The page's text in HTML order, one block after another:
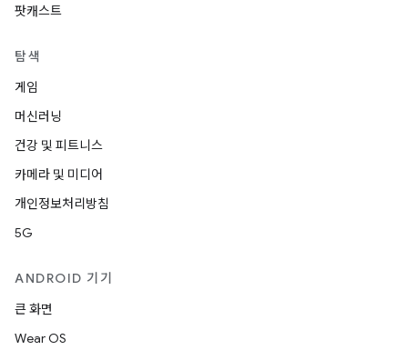
팟캐스트
탐색
게임
머신러닝
건강 및 피트니스
카메라 및 미디어
개인정보처리방침
5G
ANDROID 기기
큰 화면
Wear OS